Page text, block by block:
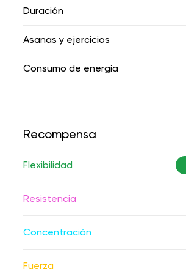
Duración
Asanas y ejercicios
Consumo de energía
Recompensa
Flexibilidad
Resistencia
Concentración
Fuerza